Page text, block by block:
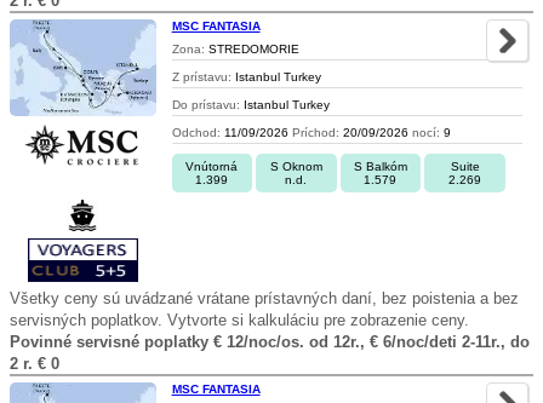
MSC FANTASIA
Zona: STREDOMORIE
Z prístavu: Istanbul Turkey
Do prístavu: Istanbul Turkey
Odchod: 11/09/2026 Príchod: 20/09/2026 nocí: 9
Vnútorná
1.399
S Oknom
n.d.
S Balkóm
1.579
Suite
2.269
Všetky ceny sú uvádzané vrátane prístavných daní, bez poistenia a bez
servisných poplatkov. Vytvorte si kalkuláciu pre zobrazenie ceny.
Povinné servisné poplatky € 12/noc/os. od 12r., € 6/noc/deti 2-11r., do
2 r. € 0
MSC FANTASIA